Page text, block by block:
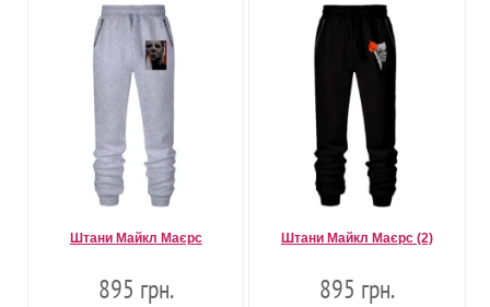
Штани Майкл Маєрс
895 грн.
Штани Майкл Маєрс (2)
895 грн.